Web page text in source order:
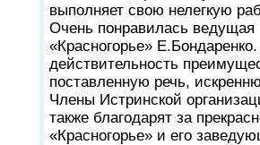
выполняет свою нелегкую
Очень понравилась
«Красногорье»
действительность
поставленную речь,
Члены Истринской
также благодарят за
«Красногорье» и его